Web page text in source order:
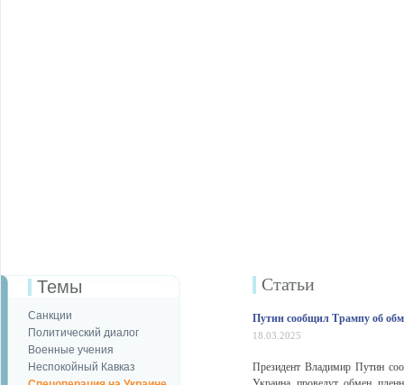
Темы
Санкции
Политический диалог
Военные учения
Неспокойный Кавказ
Статьи
Путин сообщил Трампу об
18.03.2025
Президент Владимир Путин